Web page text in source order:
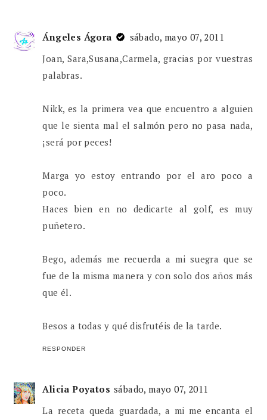
Ángeles Ágora
sábado, mayo 07, 2011
Joan, Sara,Susana,Carmela, gracias por vuestras
palabras.
Nikk, es la primera vea que encuentro a alguien
que le sienta mal el salmón pero no pasa nada,
¡será por peces!
Marga yo estoy entrando por el aro poco a
poco.
Haces bien en no dedicarte al golf, es muy
puñetero.
Bego, además me recuerda a mi suegra que se
fue de la misma manera y con solo dos años más
que él.
Besos a todas y qué disfrutéis de la tarde.
RESPONDER
Alicia Poyatos sábado, mayo 07, 2011
La receta queda guardada, a mi me encanta el